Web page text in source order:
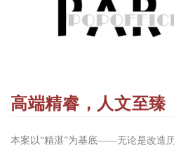
高端精睿，人文至臻
本案以“精湛”为基底——无论是改造